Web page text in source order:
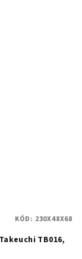
TB016,
KÓD: 230X48X68